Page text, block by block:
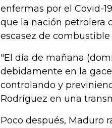
enfermas por el Covid-
que la nación petrolera
escasez de
"El día de mañana
debidamente en la
controlando y
Rodríguez en una
Poco después, Maduro